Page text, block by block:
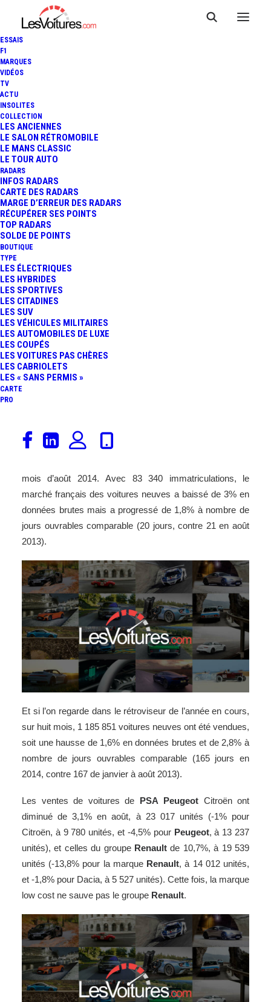
ESSAIS
F1
MARQUES
VIDÉOS
TV
ACTU
INSOLITES
COLLECTION
LES ANCIENNES
LE SALON RÉTROMOBILE
LE MANS CLASSIC
LE TOUR AUTO
RADARS
INFOS RADARS
CARTE DES RADARS
MARGE D’ERREUR DES RADARS
RÉCUPÉRER SES POINTS
TOP RADARS
SOLDE DE POINTS
BOUTIQUE
TYPE
LES ÉLECTRIQUES
LES HYBRIDES
LES SPORTIVES
LES CITADINES
LES SUV
LES VÉHICULES MILITAIRES
LES AUTOMOBILES DE LUXE
LES COUPÉS
LES VOITURES PAS CHÈRES
LES CABRIOLETS
LES « SANS PERMIS »
CARTE
PRO
MARCHÉ FRANÇAIS : +1,8%
EN AOÛT, VIVEMENT LE
MONDIAL DE L'AUTOMOBILE !
4 Minutes |
Le CCFA
(Comité des Constructeurs Français
d’Automobiles) vient de publier les chiffres concernant les
mois d’août 2014. Avec 83 340 immatriculations, le
marché français des voitures neuves a baissé de 3% en
données brutes mais a progressé de 1,8% à nombre de
jours ouvrables comparable (20 jours, contre 21 en août
2013).
Et si l’on regarde dans le rétroviseur de l’année en cours,
sur huit mois, 1 185 851 voitures neuves ont été vendues,
soit une hausse de 1,6% en données brutes et de 2,8% à
nombre de jours ouvrables comparable (165 jours en
2014, contre 167 de janvier à août 2013).
Les ventes de voitures de PSA Peugeot Citroën ont
diminué de 3,1% en août, à 23 017 unités (-1% pour
Citroën, à 9 780 unités, et -4,5% pour Peugeot, à 13 237
unités), et celles du groupe Renault de 10,7%, à 19 539
unités (-13,8% pour la marque Renault, à 14 012 unités,
et -1,8% pour Dacia, à 5 527 unités). Cette fois, la marque
low cost ne sauve pas le groupe Renault.